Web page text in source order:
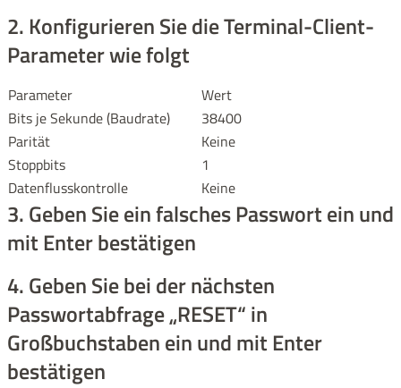
2. Konfigurieren Sie die Terminal-Client-
Parameter wie folgt
Parameter
Wert
Bits je Sekunde (Baudrate)
38400
Parität
Keine
Stoppbits
1
Datenflusskontrolle
Keine
3. Geben Sie ein falsches Passwort ein und
mit Enter bestätigen
4. Geben Sie bei der nächsten
Passwortabfrage „RESET“ in
Großbuchstaben ein und mit Enter
bestätigen